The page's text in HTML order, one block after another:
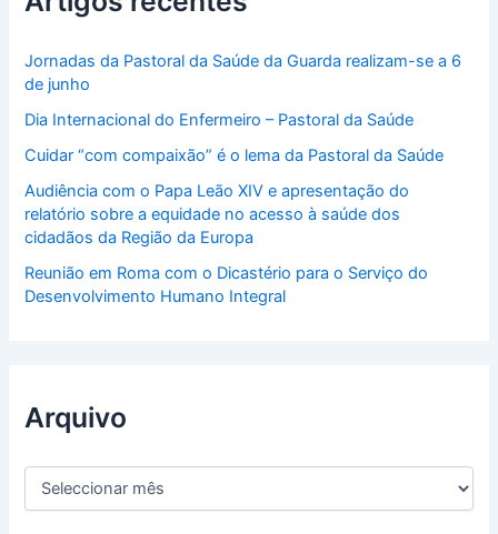
Jornadas da Pastoral da Saúde da Guarda realizam-se a 6
de junho
Dia Internacional do Enfermeiro – Pastoral da Saúde
Cuidar “com compaixão” é o lema da Pastoral da Saúde
Audiência com o Papa Leão XIV e apresentação do
relatório sobre a equidade no acesso à saúde dos
cidadãos da Região da Europa
Reunião em Roma com o Dicastério para o Serviço do
Desenvolvimento Humano Integral
Arquivo